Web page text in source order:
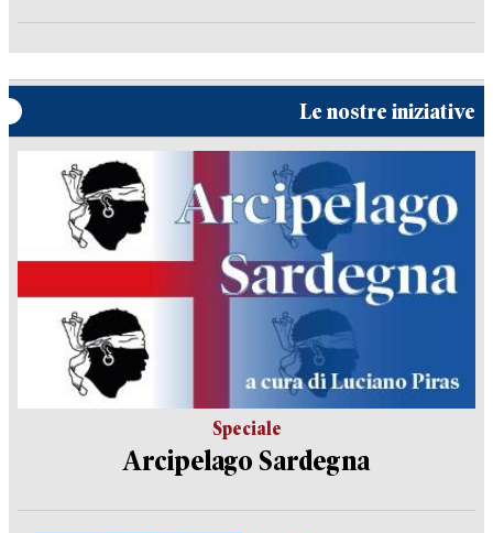
Le nostre iniziative
Speciale
Arcipelago Sardegna